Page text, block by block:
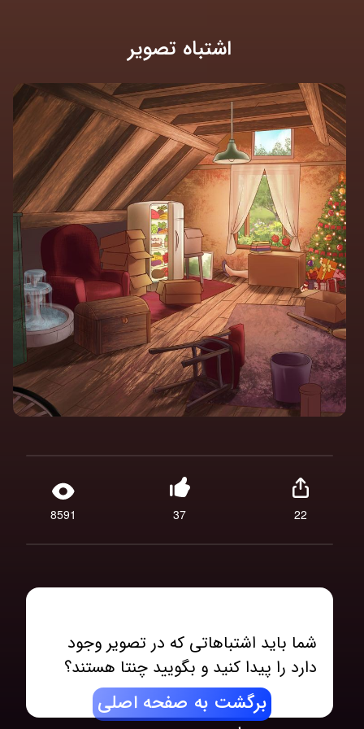
اشتباه تصویر
8591 37 22
شما باید اشتباهاتی که در تصویر وجود
دارد را پیدا کنید و بگویید چنتا هستند؟
برگشت به صفحه اصلی